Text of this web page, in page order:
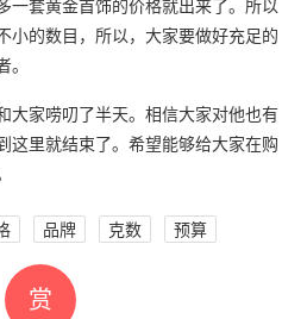
一套黄金首饰的价格就出来了。所以
小的数目，所以，大家要做好充足的
大家唠叨了半天。相信大家对他也有
这里就结束了。希望能够给大家在购
品牌 克数 预算
赏